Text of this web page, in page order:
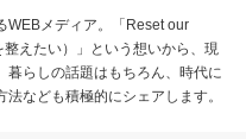
WEBメディア。「Reset our
えたい）」という想いから、現
暮らしの話題はもちろん、時代に
なども積極的にシェアします。